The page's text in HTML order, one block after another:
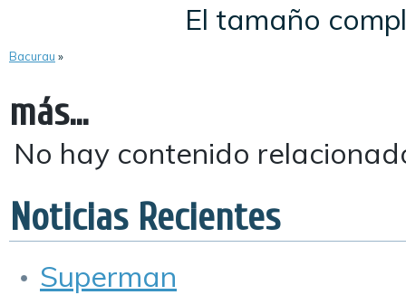
El tamaño
Bacurau »
más...
No hay contenido
Noticias Recientes
Superman